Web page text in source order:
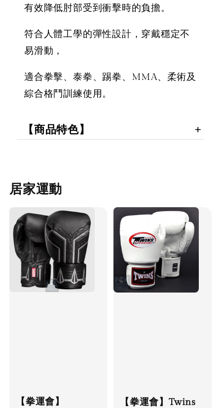
有效降低肘部受到衝擊時的負擔。
符合人體工學的彈性設計，穿戴穩定不
易滑動，
適合拳擊、泰拳、踢拳、MMA、柔術及
綜合格鬥訓練使用。
【商品特色】
居家運動
【拳運會】
【拳運會】Twins